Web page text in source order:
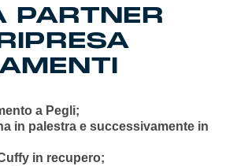
PARTNER
a Pegli;
in palestra e successivamente in
in recupero;